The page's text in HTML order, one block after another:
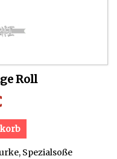
Roll
Spezialsoße